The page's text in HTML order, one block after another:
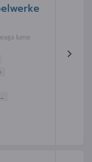
lume
...